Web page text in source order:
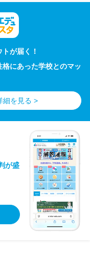
が届く！
にあった学校とのマッ
細を見る >
が盛